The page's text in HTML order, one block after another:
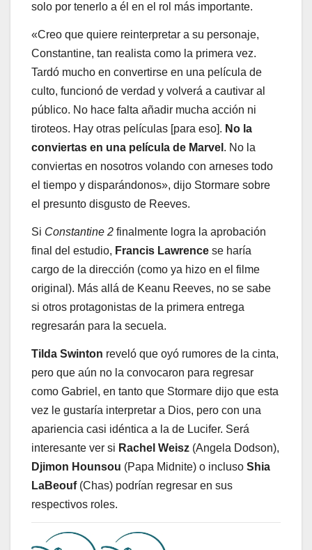
solo por tenerlo a él en el rol más importante.
«Creo que quiere reinterpretar a su personaje,
Constantine, tan realista como la primera vez.
Tardó mucho en convertirse en una película de
culto, funcionó de verdad y volverá a cautivar al
público. No hace falta añadir mucha acción ni
tiroteos. Hay otras películas [para eso]. No la
conviertas en una película de Marvel . No la
conviertas en nosotros volando con arneses todo
el tiempo y disparándonos», dijo Stormare sobre
el presunto disgusto de Reeves.
Si Constantine 2 finalmente logra la aprobación
final del estudio, Francis Lawrence se haría
cargo de la dirección (como ya hizo en el filme
original). Más allá de Keanu Reeves, no se sabe
si otros protagonistas de la primera entrega
regresarán para la secuela.
Tilda Swinton reveló que oyó rumores de la cinta,
pero que aún no la convocaron para regresar
como Gabriel, en tanto que Stormare dijo que esta
vez le gustaría interpretar a Dios, pero con una
apariencia casi idéntica a la de Lucifer. Será
interesante ver si Rachel Weisz (Angela Dodson),
Djimon Hounsou (Papa Midnite) o incluso Shia
LaBeouf(Chas) podrían regresar en sus
respectivos roles.